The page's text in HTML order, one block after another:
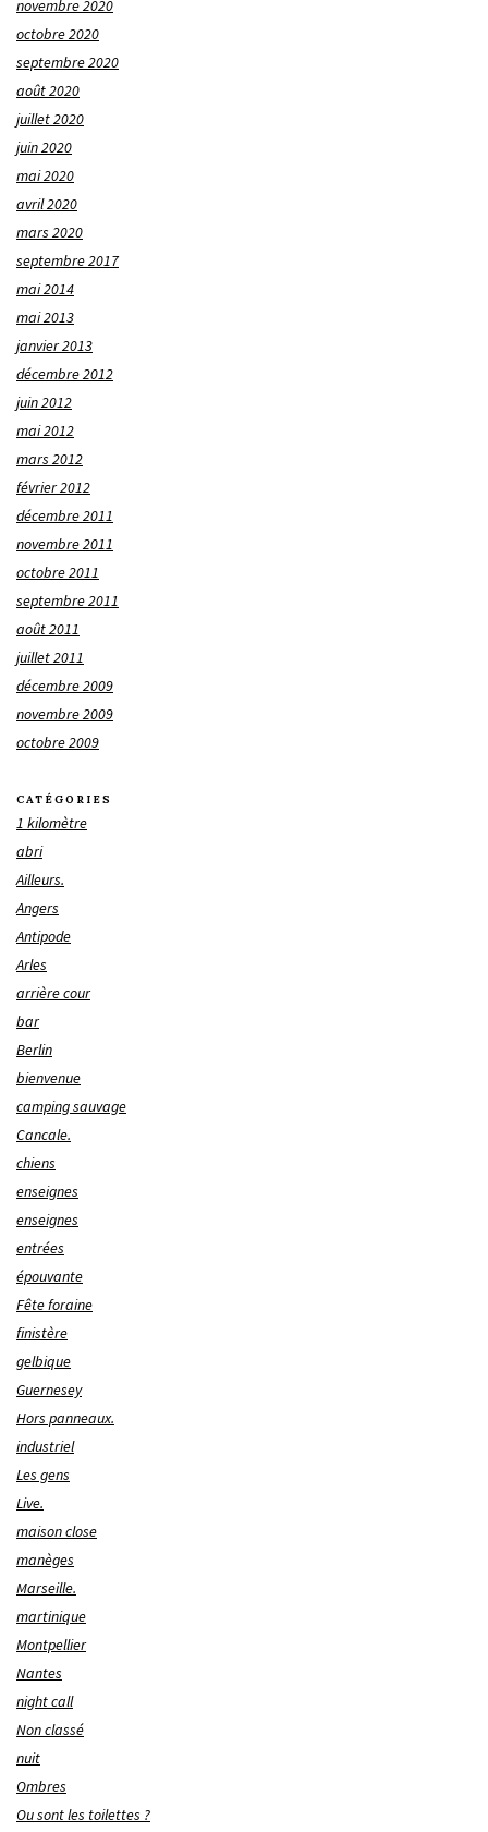
novembre 2020
octobre 2020
septembre 2020
août 2020
juillet 2020
juin 2020
mai 2020
avril 2020
mars 2020
septembre 2017
mai 2014
mai 2013
janvier 2013
décembre 2012
juin 2012
mai 2012
mars 2012
février 2012
décembre 2011
novembre 2011
octobre 2011
septembre 2011
août 2011
juillet 2011
décembre 2009
novembre 2009
octobre 2009
CATÉGORIES
1 kilomètre
abri
Ailleurs.
Angers
Antipode
Arles
arrière cour
bar
Berlin
bienvenue
camping sauvage
Cancale.
chiens
enseignes
enseignes
entrées
épouvante
Fête foraine
finistère
gelbique
Guernesey
Hors panneaux.
industriel
Les gens
Live.
maison close
manèges
Marseille.
martinique
Montpellier
Nantes
night call
Non classé
nuit
Ombres
Ou sont les toilettes ?